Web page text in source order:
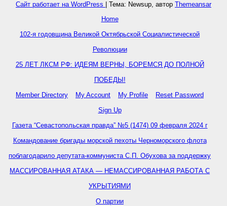
Сайт работает на WordPress Тема: Newsup, автор Themeansar
Home
102-я годовщина Великой Октябрьской Социалистической
Революции
25 ЛЕТ ЛКСМ РФ: ИДЕЯМ ВЕРНЫ, БОРЕМСЯ ДО ПОЛНОЙ
ПОБЕДЫ!
Member Directory
My Account My Profile
Reset Password
Sign Up
Газета “Севастопольская правда” №5 (1474) 09 февраля 2024 г
Командование бригады морской пехоты Черноморского флота
поблагодарило депутата-коммуниста С.П. Обухова за поддержку
МАССИРОВАННАЯ АТАКА — НЕМАССИРОВАННАЯ РАБОТА С
УКРЫТИЯМИ
О партии